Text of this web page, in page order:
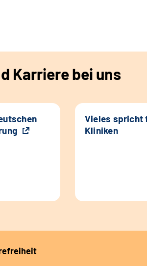
Karriere bei uns
Vieles spricht
Kliniken